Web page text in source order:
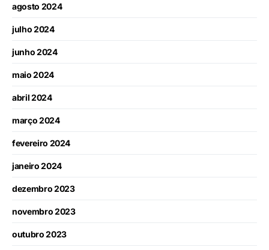
agosto 2024
julho 2024
junho 2024
maio 2024
abril 2024
março 2024
fevereiro 2024
janeiro 2024
dezembro 2023
novembro 2023
outubro 2023